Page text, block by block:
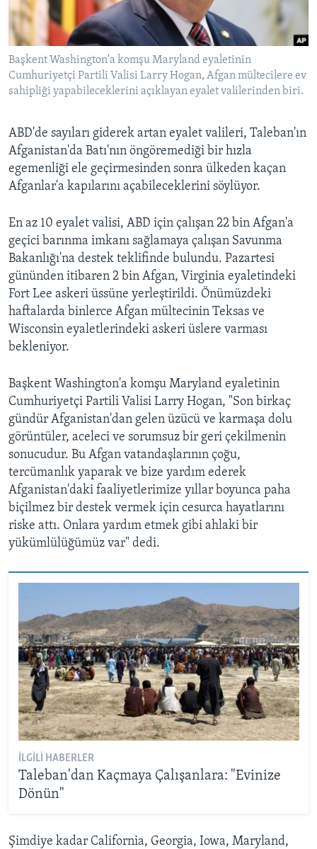
HAYATTAN
SANAT
BIZI TAKIP EDIN
Diller
Başkent Washington'a komşu Maryland eyaletinin
Cumhuriyetçi Partili Valisi Larry Hogan, Afgan mültecilere ev
sahipliği yapabileceklerini açıklayan eyalet valilerinden biri.
ABD'de sayıları giderek artan eyalet valileri, Taleban'ın
Afganistan'da Batı'nın öngöremediği bir hızla
egemenliği ele geçirmesinden sonra ülkeden kaçan
Afganlar'a kapılarını açabileceklerini söylüyor.
En az 10 eyalet valisi, ABD için çalışan 22 bin Afgan'a
geçici barınma imkanı sağlamaya çalışan Savunma
Bakanlığı'na destek teklifinde bulundu. Pazartesi
gününden itibaren 2 bin Afgan, Virginia eyaletindeki
Fort Lee askeri üssüne yerleştirildi. Önümüzdeki
haftalarda binlerce Afgan mültecinin Teksas ve
Wisconsin eyaletlerindeki askeri üslere varması
bekleniyor.
Başkent Washington'a komşu Maryland eyaletinin
Cumhuriyetçi Partili Valisi Larry Hogan, "Son birkaç
gündür Afganistan'dan gelen üzücü ve karmaşa dolu
görüntüler, aceleci ve sorumsuz bir geri çekilmenin
sonucudur. Bu Afgan vatandaşlarının çoğu,
tercümanlık yaparak ve bize yardım ederek
Afganistan'daki faaliyetlerimize yıllar boyunca paha
biçilmez bir destek vermek için cesurca hayatlarını
riske attı. Onlara yardım etmek gibi ahlaki bir
yükümlülüğümüz var" dedi.
İLGILI HABERLER
Taleban'dan Kaçmaya Çalışanlara: "Evinize
Dönün"
Şimdiye kadar California, Georgia, Iowa, Maryland,